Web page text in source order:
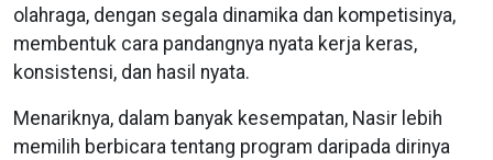
olahraga, dengan segala dinamika dan kompetisinya,
membentuk cara pandangnya nyata kerja keras,
konsistensi, dan hasil nyata.
Menariknya, dalam banyak kesempatan, Nasir lebih
memilih berbicara tentang program daripada dirinya